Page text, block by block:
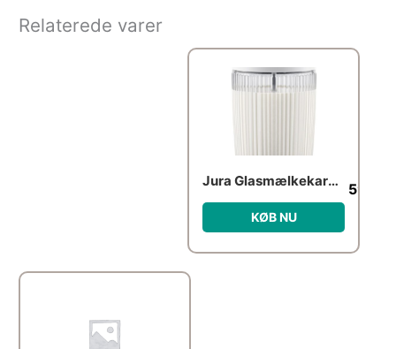
Relaterede varer
Jura Glasmælkekaraffel
KØB NU